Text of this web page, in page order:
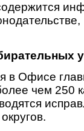
в Офисе
чем 250